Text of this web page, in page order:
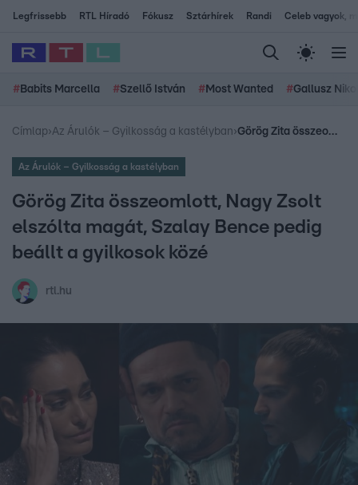
Legfrissebb RTL Híradó Fókusz Sztárhírek Randi Celeb vagyok,
# Babits Marcella #Szellő István # Most Wanted #Gallusz
Címlap›Az Árulók – Gyilkosság a kastélyban› Görög Zita összeomlott, Nagy Zsolt elszólta magát, Szalay Bence pedig beállt a gyilkosok közé
Az Árulók – Gyilkosság a kastélyban
Görög Zita összeomlott, Nagy Zsolt
elszólta magát, Szalay Bence pedig
beállt a gyilkosok közé
rtl.hu